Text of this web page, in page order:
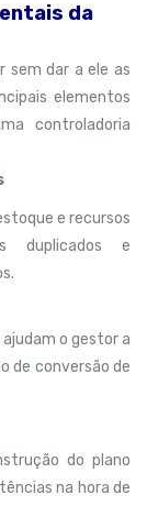
da
sem dar a ele as
elementos
controladoria
e recursos
duplicados e
o gestor a
de conversão de
do plano
na hora de